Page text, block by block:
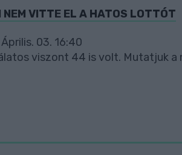
NEM VITTE EL A HATOS LOTTÓT
03. 16:40
viszont 44 is volt. Mutatjuk a